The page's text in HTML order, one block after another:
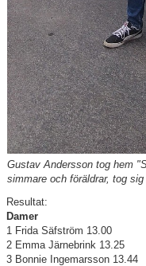
Gustav Andersson tog hem
simmare och föräldrar, tog
Resultat:
Damer
1 Frida Säfström 13.00
2 Emma Järnebrink 13.25
3 Bonnie Ingemarsson 13.44